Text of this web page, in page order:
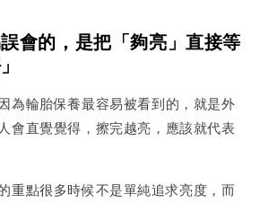
會的，是把「夠亮」直接等
為輪胎保養最容易被看到的，就是外
會直覺覺得，擦完越亮，應該就代表
重點很多時候不是單純追求亮度，而